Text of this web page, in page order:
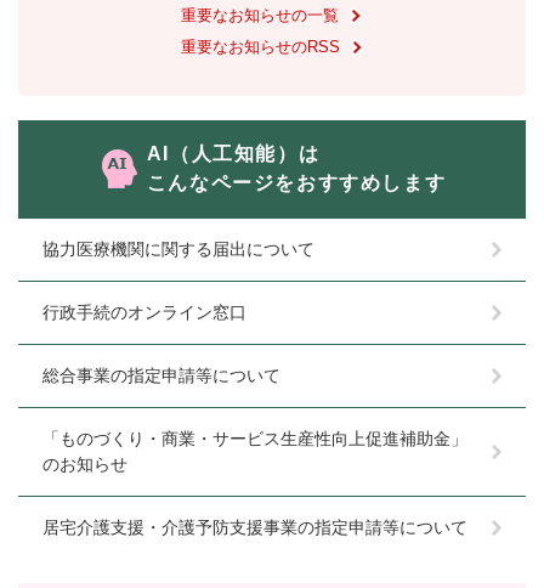
重要なお知らせの一覧
重要なお知らせのRSS
AI（人工知能）は
こんなページをおすすめします
協力医療機関に関する届出について
行政手続のオンライン窓口
総合事業の指定申請等について
「ものづくり・商業・サービス生産性向上促進補助金」
のお知らせ
居宅介護支援・介護予防支援事業の指定申請等について